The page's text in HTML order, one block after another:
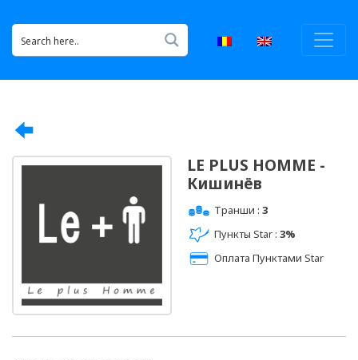
LE PLUS HOMME -
Кишинёв
Транши : 3
Пункты Star : 3%
Оплата Пунктами Star